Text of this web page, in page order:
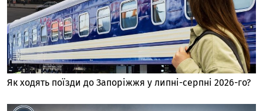
Як ходять поїзди до Запоріжжя у липні-серпні 2026-го?